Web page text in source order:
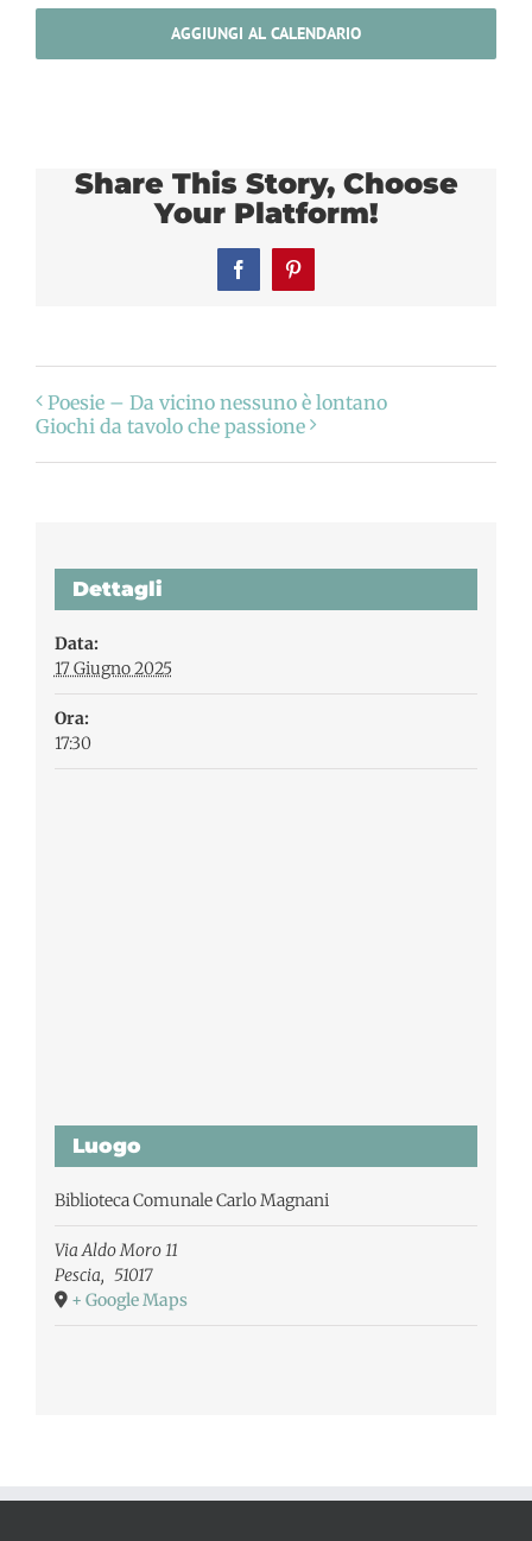
AGGIUNGI AL CALENDARIO
Share This Story, Choose
Your Platform!
FacebookPinterest
Poesie – Da vicino nessuno è lontano
Giochi da tavolo che passione
Dettagli
Data:
17 Giugno 2025
Ora:
17:30
Luogo
Biblioteca Comunale Carlo Magnani
Via Aldo Moro 11
Pescia, 51017
+ Google Maps